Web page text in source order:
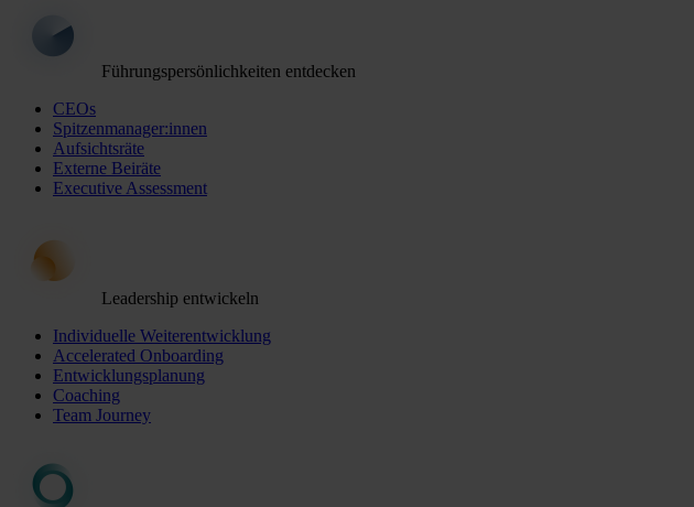
Führungspersönlichkeiten entdecken
CEOs
Spitzenmanager:innen
Aufsichtsräte
Externe Beiräte
Executive Assessment
Leadership entwickeln
Individuelle Weiterentwicklung
Accelerated Onboarding
Entwicklungsplanung
Coaching
Team Journey